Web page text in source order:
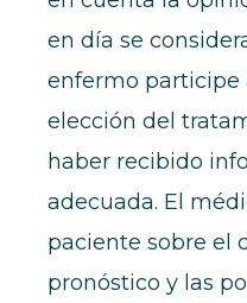
en día se
enfermo participe
elección del
haber recibido
adecuada. El
paciente sobre el
pronóstico y las